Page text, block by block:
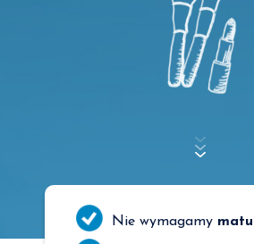
Nie wymagamy